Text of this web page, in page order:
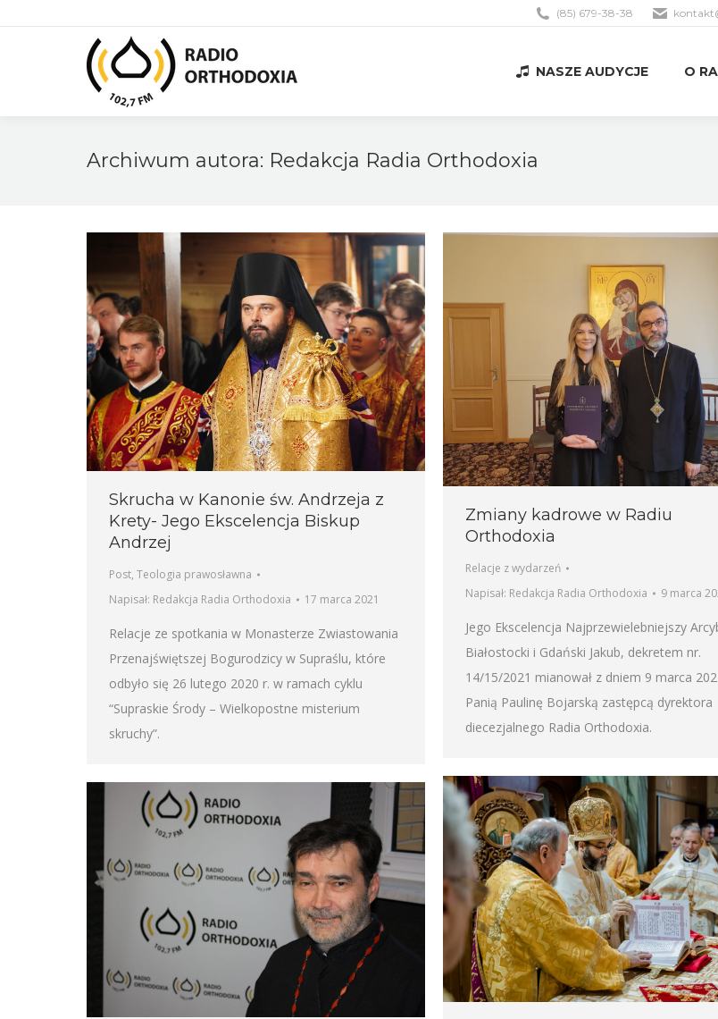
(85) 679-38-38
NASZE AUDYCJE O
Archiwum autora: Redakcja Radia Orthodoxia
Skrucha w Kanonie św. Andrzeja z
Krety- Jego Ekscelencja Biskup
Andrzej
Post, Teologia prawosławna
Napisał: Redakcja Radia Orthodoxia 17 marca 2021
Relacje ze spotkania w Monasterze Zwiastowania
Przenajświętszej Bogurodzicy w Supraślu, które
odbyło się 26 lutego 2020 r. w ramach cyklu
“Supraskie Środy – Wielkopostne misterium
skruchy”.
Zmiany kadrowe w Radiu
Orthodoxia
Relacje z wydarzeń
Napisał: Redakcja Radia Orthodoxia 9 marca
Jego Ekscelencja Najprzewielebniejszy
Białostocki i Gdański Jakub, dekretem nr.
14/15/2021 mianował z dniem 9 marca
Panią Paulinę Bojarską zastępcą dyrektora
diecezjalnego Radia Orthodoxia.